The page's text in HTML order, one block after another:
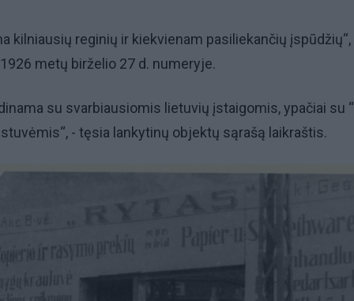
kilniausių reginių ir kiekvienam pasiliekančių įspūdžių“,
metų birželio 27 d. numeryje.
su svarbiausiomis lietuvių įstaigomis, ypačiai su
- tęsia lankytinų objektų sąrašą laikraštis.